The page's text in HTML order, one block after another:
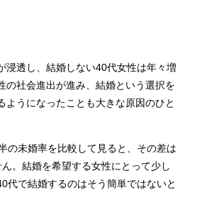
浸透し、結婚しない40代女性は年々増
の社会進出が進み、結婚という選択を
ようになったことも大きな原因のひと
の未婚率を比較して見ると、その差は
。結婚を希望する女性にとって少し
代で結婚するのはそう簡単ではないと